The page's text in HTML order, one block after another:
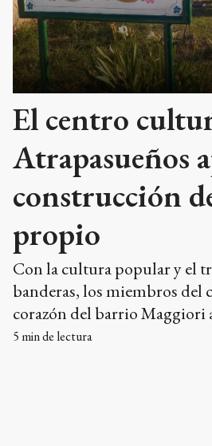
El centro
Atrapasueños
construcción
propio
Con la cultura popular y el
banderas, los miembros del
corazón del barrio Maggiori
solidaridad de la comunidad
5 min de lectura